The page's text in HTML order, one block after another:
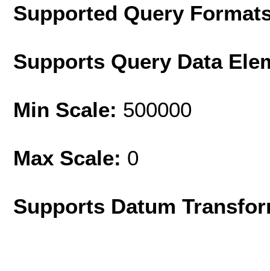
Supported Query
Supports Query Data
Min Scale: 500000
Max Scale: 0
Supports Datum